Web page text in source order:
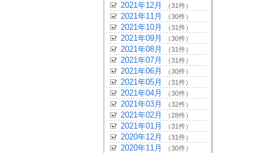
2021年12月 （31件）
2021年11月 （30件）
2021年10月 （31件）
2021年09月 （30件）
2021年08月 （31件）
2021年07月 （31件）
2021年06月 （30件）
2021年05月 （31件）
2021年04月 （30件）
2021年03月 （32件）
2021年02月 （28件）
2021年01月 （31件）
2020年12月 （31件）
2020年11月 （30件）